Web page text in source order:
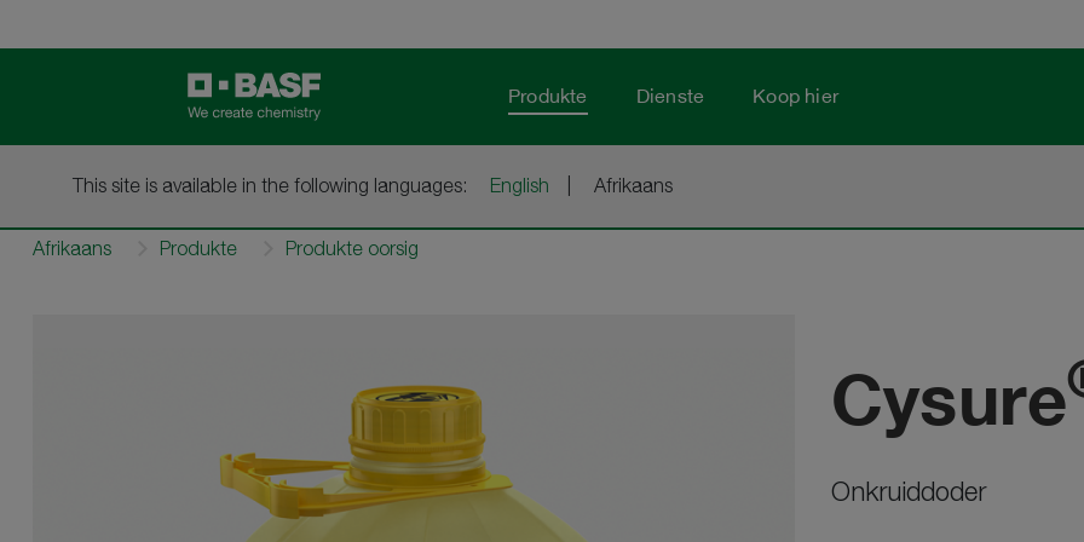
Produkte Dienste Koop hier
This site is available in the following languages: English Afrikaans
Afrikaans Produkte Produkte oorsig
Cysure
Onkruiddoder